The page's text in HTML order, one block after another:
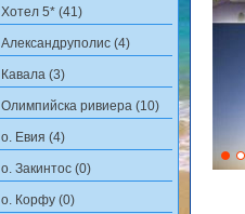
Хотел 5* (41)
Aлександруполис (4)
Кавала (3)
Олимпийска ривиера (10)
о. Евия (4)
о. Закинтос (0)
о. Корфу (0)